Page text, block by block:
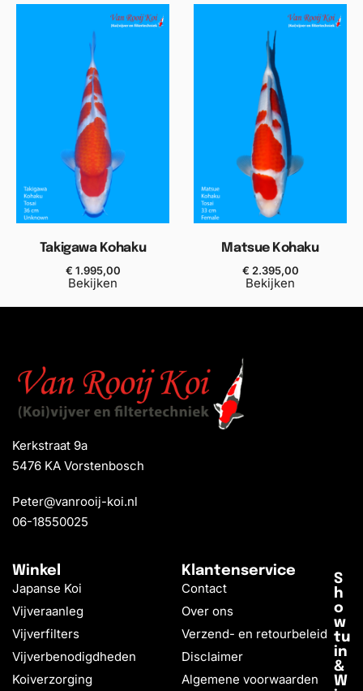
Takigawa Kohaku
€ 1.995,00
Bekijken
Matsue Kohaku
€ 2.395,00
Bekijken
Kerkstraat 9a
5476 KA Vorstenbosch
Peter@vanrooij-koi.nl
06-18550025
Winkel
Japanse Koi
Vijveraanleg
Vijverfilters
Vijverbenodigdheden
Koiverzorging
Klantenservice
Contact
Over ons
Verzend- en retourbeleid
Disclaimer
Algemene voorwaarden
S
h
o
w
tu
in
&
W